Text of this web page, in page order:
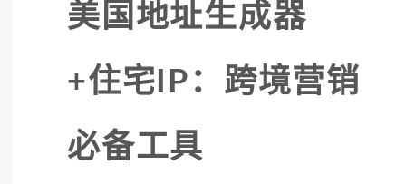
美国地址生成器
+住宅IP：跨境营销
必备工具